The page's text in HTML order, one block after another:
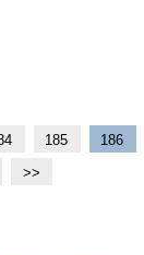
185
186
>>